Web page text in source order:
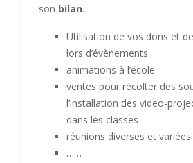
son bilan.
Utilisation de vos dons et
lors d’évènements
animations à l’école
ventes pour récolter des
l’installation des video-
dans les classes
réunions diverses et variées
……